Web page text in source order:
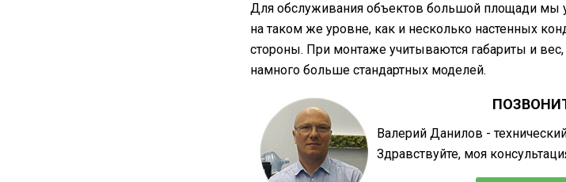
Для обслуживания объектов большой площади мы
на таком же уровне, как и несколько настенных
стороны. При монтаже учитываются габариты и
намного больше стандартных моделей.
Валерий Данилов -
Здравствуйте, моя